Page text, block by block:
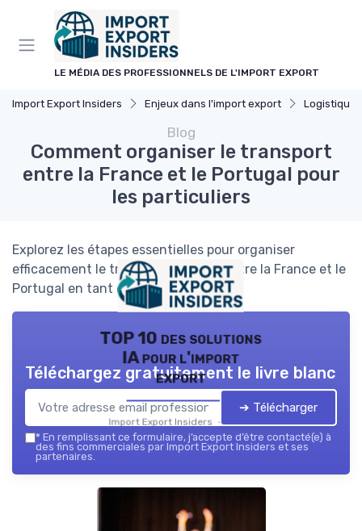
LE MÉDIA DES PROFESSIONNELS DE L'IMPORT EXPORT
Import Export Insiders Enjeux dans l'import export Logistique
Blog
Comment organiser le transport
entre la France et le Portugal pour
les particuliers
Explorez les étapes essentielles pour organiser
efficacement le transport de biens entre la France et le
Portugal en tant que particulier.
TOP 10 des solutions
IA pour l'import
export
Import Export Insiders — 2026
Téléchargez gratuitement le livre blanc
➔ Télécharger
* En remplissant ce formulaire, j’accepte d’être contacté(e) à
des fins commerciales par Import Export Insiders et ses
partenaires.
Panneau de gestion des cookies